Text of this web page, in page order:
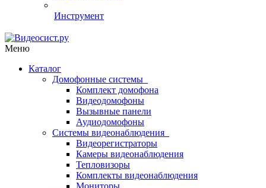
Инструмент
Меню
Каталог
Домофонные системы
Комплект домофона
Видеодомофоны
Вызывные панели
Аудиодомофоны
Системы видеонаблюдения
Видеорегистраторы
Камеры видеонаблюдения
Тепловизоры
Комплекты видеонаблюдения
Мониторы